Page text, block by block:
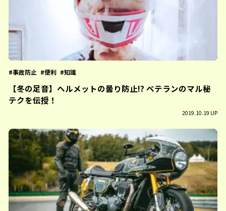
事故防止 便利 知識
【冬の足音】ヘルメットの曇り防止!? ベテランのマル秘
テクを伝授！
2019.10.19 UP